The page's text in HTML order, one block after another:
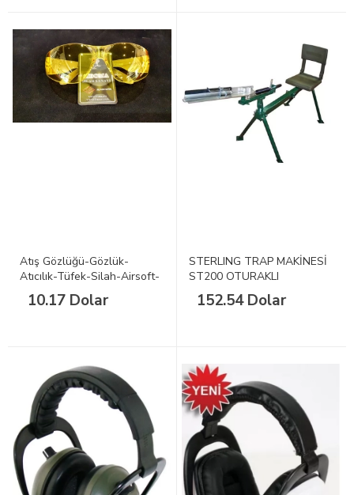
Atış Gözlüğü-Gözlük-
Atıcılık-Tüfek-Silah-Airsoft-
Araba-Güvenlik
10.17 Dolar
STERLING TRAP MAKİNESİ
ST200 OTURAKLI
152.54 Dolar